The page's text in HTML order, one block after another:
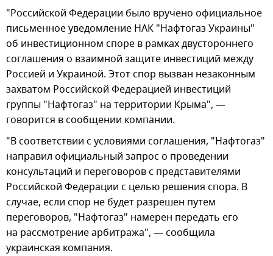
"Российской Федерации было вручено официальное
письменное уведомление НАК "Нафтогаз Украины"
об инвестиционном споре в рамках двустороннего
соглашения о взаимной защите инвестиций между
Россией и Украиной. Этот спор вызван незаконным
захватом Российской Федерацией инвестиций
группы "Нафтогаз" на территории Крыма", —
говорится в сообщении компании.
"В соответствии с условиями соглашения, "Нафтогаз"
направил официальный запрос о проведении
консультаций и переговоров с представителями
Российской Федерации с целью решения спора. В
случае, если спор не будет разрешен путем
переговоров, "Нафтогаз" намерен передать его
на рассмотрение арбитража", — сообщила
украинская компания.